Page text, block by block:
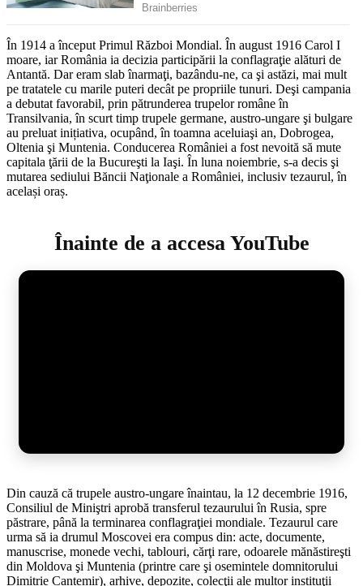
În 1914 a început Primul Război Mondial. În august 1916 Carol I
moare, iar România ia decizia participării la conflagraţie alături de
Antantă. Dar eram slab înarmaţi, bazându-ne, ca şi astăzi, mai mult
pe tratatele cu marile puteri decât pe propriile tunuri. Deşi campania
a debutat favorabil, prin pătrunderea trupelor române în
Transilvania, în scurt timp trupele germane, austro-ungare şi bulgare
au preluat inițiativa, ocupând, în toamna aceluiaşi an, Dobrogea,
Oltenia şi Muntenia. Conducerea României a fost nevoită să mute
capitala ţării de la Bucureşti la Iaşi. În luna noiembrie, s-a decis şi
mutarea sediului Băncii Naţionale a României, inclusiv tezaurul, în
același oraș.
Înainte de a accesa YouTube
Din cauză că trupele austro-ungare înaintau, la 12 decembrie 1916,
Consiliul de Miniştri aprobă transferul tezaurului în Rusia, spre
păstrare, până la terminarea conflagraţiei mondiale. Tezaurul care
urma să ia drumul Moscovei era compus din: acte, documente,
manuscrise, monede vechi, tablouri, cărţi rare, odoarele mănăstireşti
din Moldova şi Muntenia (printre care şi osemintele domnitorului
Dimitrie Cantemir), arhive, depozite, colecţii ale multor instituţii